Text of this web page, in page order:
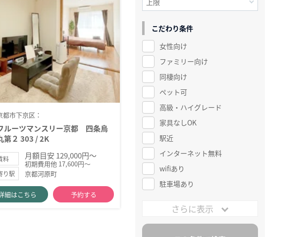
都市下京区：
ルーツマンスリー京都 四条烏
第２ 303 / 2K
料 月額目安 129,000円～
初期費用他 17,600円～
り駅 京都河原町
細はこちら 予約する
こだわり条件
女性向け
ファミリー向け
同棲向け
ペット可
高級・ハイグレード
家具なしOK
駅近
インターネット無料
wifiあり
駐車場あり
さらに表示